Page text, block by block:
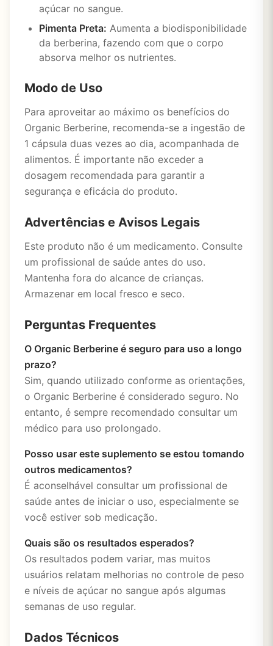
açúcar no sangue.
Pimenta Preta: Aumenta a biodisponibilidade
da berberina, fazendo com que o corpo
absorva melhor os nutrientes.
Modo de Uso
Para aproveitar ao máximo os benefícios do
Organic Berberine, recomenda-se a ingestão de
1 cápsula duas vezes ao dia, acompanhada de
alimentos. É importante não exceder a
dosagem recomendada para garantir a
segurança e eficácia do produto.
Advertências e Avisos Legais
Este produto não é um medicamento. Consulte
um profissional de saúde antes do uso.
Mantenha fora do alcance de crianças.
Armazenar em local fresco e seco.
Perguntas Frequentes
O Organic Berberine é seguro para uso a longo
prazo?
Sim, quando utilizado conforme as orientações,
o Organic Berberine é considerado seguro. No
entanto, é sempre recomendado consultar um
médico para uso prolongado.
Posso usar este suplemento se estou tomando
outros medicamentos?
É aconselhável consultar um profissional de
saúde antes de iniciar o uso, especialmente se
você estiver sob medicação.
Quais são os resultados esperados?
Os resultados podem variar, mas muitos
usuários relatam melhorias no controle de peso
e níveis de açúcar no sangue após algumas
semanas de uso regular.
Dados Técnicos